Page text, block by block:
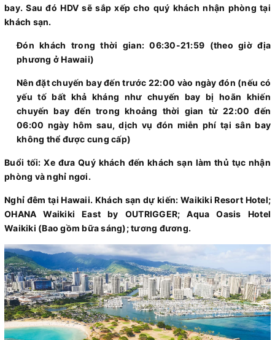
bay. Sau đó HDV sẽ sắp xếp cho quý khách nhận phòng tại
khách sạn.
Đón khách trong thời gian: 06:30-21:59 (theo giờ địa
phương ở Hawaii)
Nên đặt chuyến bay đến trước 22:00 vào ngày đón (nếu có
yếu tố bất khả kháng như chuyến bay bị hoãn khiến
chuyến bay đến trong khoảng thời gian từ 22:00 đến
06:00 ngày hôm sau, dịch vụ đón miễn phí tại sân bay
không thể được cung cấp)
Buổi tối: Xe đưa Quý khách đến khách sạn làm thủ tục nhận
phòng và nghỉ ngơi.
Nghỉ đêm tại Hawaii. Khách sạn dự kiến: Waikiki Resort Hotel;
OHANA Waikiki East by OUTRIGGER; Aqua Oasis Hotel
Waikiki (Bao gồm bữa sáng); tương đương.